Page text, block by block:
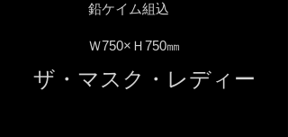
鉛ケイム組込
Ｗ750×Ｈ750㎜
ザ・マスク・レディー